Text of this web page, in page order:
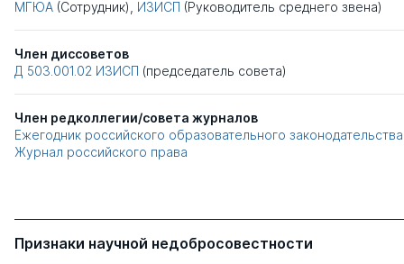
МГЮА (Сотрудник), ИЗИСП (Руководитель среднего звена)
Член диссоветов
Д 503.001.02 ИЗИСП (председатель совета)
Член редколлегии/совета журналов
Ежегодник российского образовательного законодательства
Журнал российского права
Признаки научной недобросовестности